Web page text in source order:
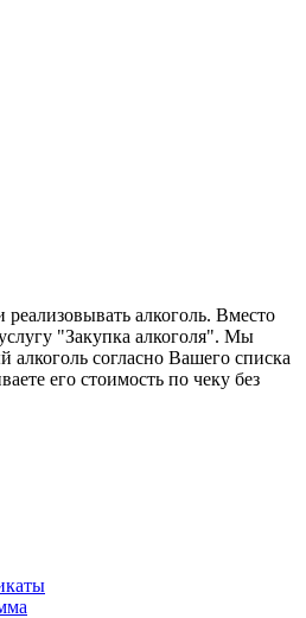
алкоголь. Вместо
"Закупка алкоголя". Мы
алкоголь согласно Вашего списка
его стоимость по чеку без